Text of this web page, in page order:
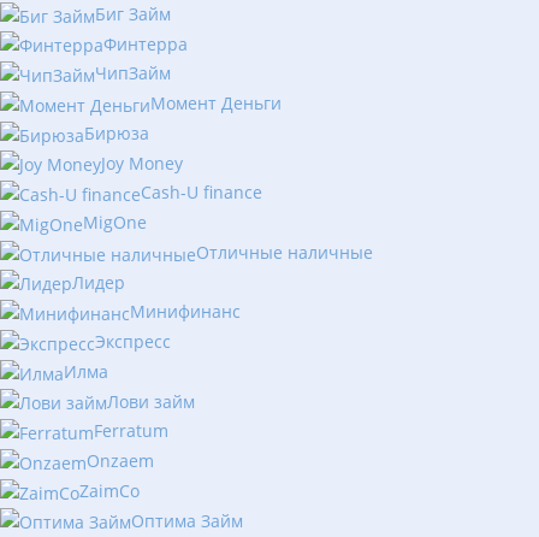
Биг Займ
Финтерра
ЧипЗайм
Момент Деньги
Бирюза
Joy Money
Cash-U finance
MigOne
Отличные наличные
Лидер
Минифинанс
Экспресс
Илма
Лови займ
Ferratum
Onzaem
ZaimCo
Оптима Займ